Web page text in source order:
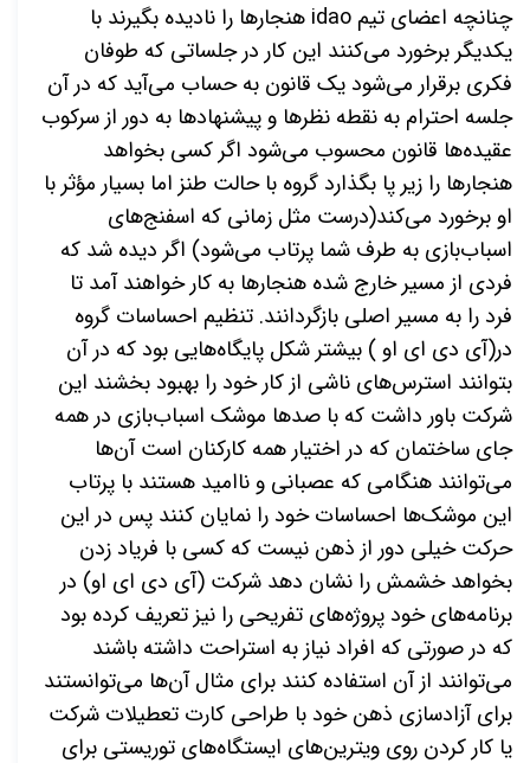
چنانچه اعضای تیم idao هنجارها را نادیده بگیرند با
یکدیگر برخورد می‌کنند این کار در جلساتی که طوفان
فکری برقرار می‌شود یک قانون به حساب می‌آید که در آن
جلسه احترام به نقطه نظرها و پیشنهادها به دور از سرکوب
عقیده‌ها قانون محسوب می‌شود اگر کسی بخواهد
هنجارها را زیر پا بگذارد گروه با حالت طنز اما بسیار مؤثر با
او برخورد می‌کند(درست مثل زمانی که اسفنج‌های
اسباب‌بازی به طرف شما پرتاب می‌شود) اگر دیده شد که
فردی از مسیر خارج شده هنجارها به کار خواهند آمد تا
فرد را به مسیر اصلی بازگردانند. تنظیم احساسات گروه
در(آی دی ای او ) بیشتر شکل پایگاه‌هایی بود که در آن
بتوانند استرس‌های ناشی از کار خود را بهبود بخشند این
شرکت باور داشت که با صدها موشک اسباب‌بازی در همه
جای ساختمان که در اختیار همه کارکنان است آن‌ها
می‌توانند هنگامی که عصبانی و ناامید هستند با پرتاب
این موشک‌ها احساسات خود را نمایان کنند پس در این
حرکت خیلی دور از ذهن نیست که کسی با فریاد زدن
بخواهد خشمش را نشان دهد شرکت (آی دی ای او)‌ در
برنامه‌های خود پروژه‌های تفریحی را نیز تعریف کرده بود
که در صورتی که افراد نیاز به استراحت داشته باشند
می‌توانند از آن استفاده کنند برای مثال آن‌ها می‌توانستند
برای آزادسازی ذهن خود با طراحی کارت تعطیلات شرکت
یا کار کردن روی ویترین‌های ایستگاه‌های توریستی برای